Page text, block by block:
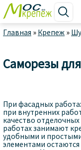
Главная » Крепеж »
Саморезы
При фасадных
при внутренних
качество
работах занимают
удобными и
элементами